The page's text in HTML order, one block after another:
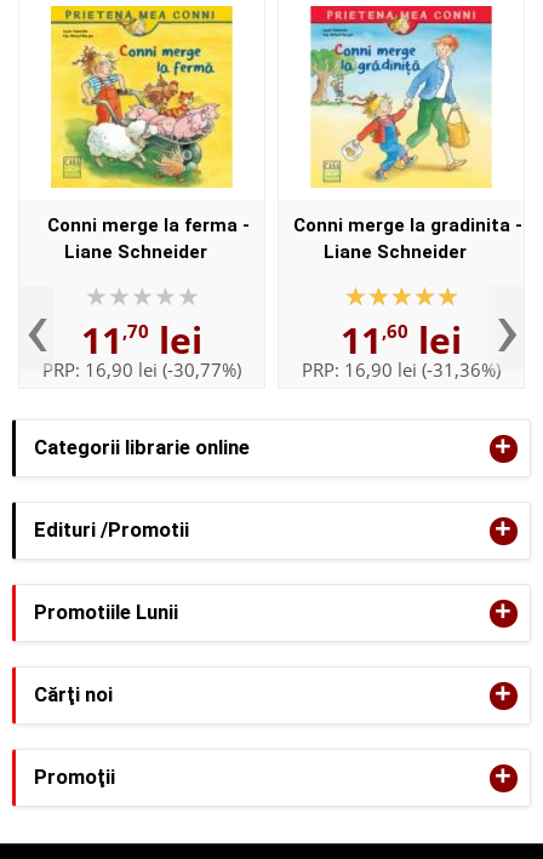
Categorii librarie online +
Edituri /Promotii +
‹
Conni merge la ferma -
Liane Schneider
11 ,70 lei
PRP: 16,90 lei (-30,77%)
Conni merge la gradinita -
Liane Schneider
11 ,60 lei
PRP: 16,90 lei (-31,36%)›
Promotiile Lunii +
Cărţi noi +
Promoţii +